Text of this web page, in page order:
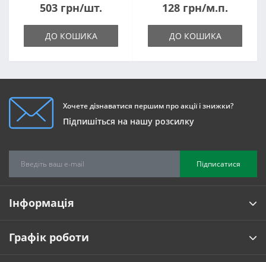
503 грн/шт.
ДО КОШИКА
128 грн/м.п.
ДО КОШИКА
Хочете дізнаватися першим про акції і знижки?
Підпишіться на нашу розсилку
Підписатися
Інформація
Графік роботи